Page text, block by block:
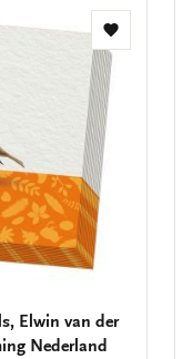
Toevoegen
aan
verlanglijst
Elwin van der
Nederland